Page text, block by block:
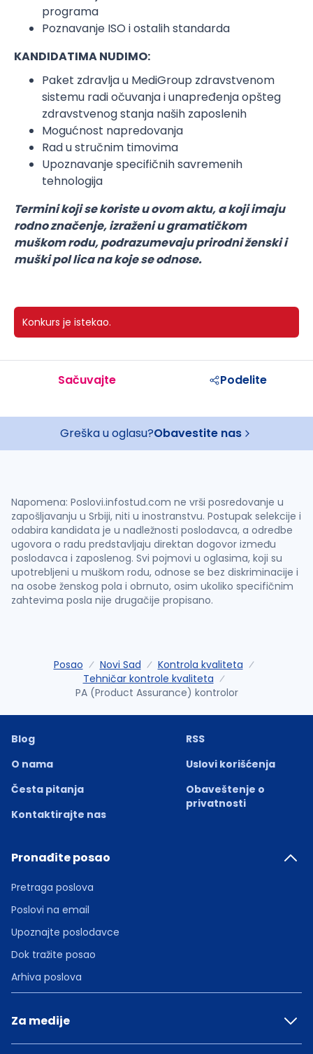
programa
Poznavanje ISO i ostalih standarda
KANDIDATIMA NUDIMO:
Paket zdravlja u MediGroup zdravstvenom
sistemu radi očuvanja i unapređenja opšteg
zdravstvenog stanja naših zaposlenih
Mogućnost napredovanja
Rad u stručnim timovima
Upoznavanje specifičnih savremenih
tehnologija
Termini koji se koriste u ovom aktu, a koji imaju
rodno značenje, izraženi u gramatičkom
muškom rodu, podrazumevaju prirodni ženski i
muški pol lica na koje se odnose.
Konkurs je istekao.
Sačuvajte Podelite
Greška u oglasu?Obavestite nas
Napomena: Poslovi.infostud.com ne vrši posredovanje u
zapošljavanju u Srbiji, niti u inostranstvu. Postupak selekcije i
odabira kandidata je u nadležnosti poslodavca, a odredbe
ugovora o radu predstavljaju direktan dogovor između
poslodavca i zaposlenog. Svi pojmovi u oglasima, koji su
upotrebljeni u muškom rodu, odnose se bez diskriminacije i
na osobe ženskog pola i obrnuto, osim ukoliko specifičnim
zahtevima posla nije drugačije propisano.
Posao Novi Sad
Kontrola kvaliteta
Tehničar kontrole kvaliteta
PA (Product Assurance) kontrolor
Blog
O nama
Česta pitanja
Kontaktirajte nas
RSS
Uslovi korišćenja
Obaveštenje o
privatnosti
Pronađite posao
Pretraga poslova
Poslovi na email
Upoznajte poslodavce
Dok tražite posao
Arhiva poslova
Za medije